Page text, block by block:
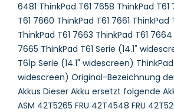
6481 ThinkPad T61 7658 ThinkPad
T61 7660 ThinkPad T61 7661 ThinkPad
ThinkPad T61 7663 ThinkPad T61 7664
7665 ThinkPad T61 Serie (14.1"
T61p Serie (14.1" widescreen) ThinkPad
widescreen) Original-Bezeichnung
Akkus Dieser Akku ersetzt folgende
ASM 42T5265 FRU 42T4548 FRU